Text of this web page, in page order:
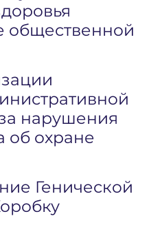
общественной
нарушения
об охране
Генической